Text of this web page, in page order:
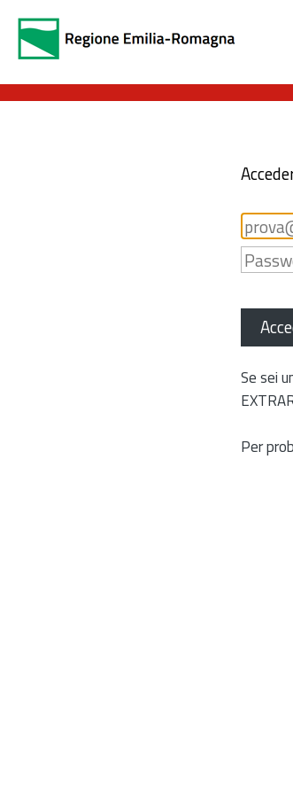
Se sei
Per